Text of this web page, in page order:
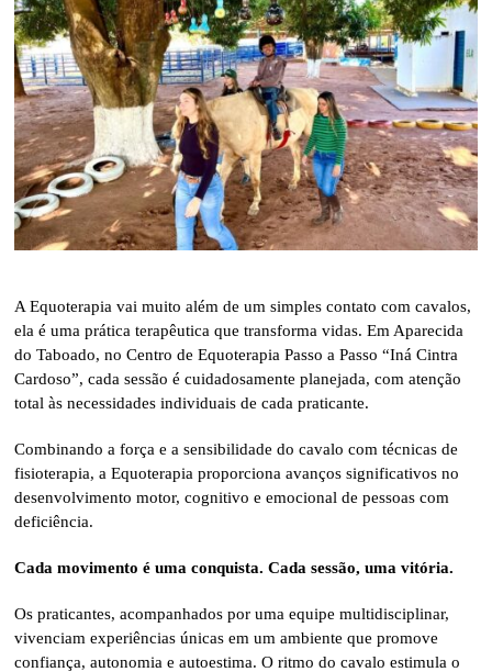
A Equoterapia vai muito além de um simples contato com cavalos,
ela é uma prática terapêutica que transforma vidas. Em Aparecida
do Taboado, no Centro de Equoterapia Passo a Passo “Iná Cintra
Cardoso”, cada sessão é cuidadosamente planejada, com atenção
total às necessidades individuais de cada praticante.
Combinando a força e a sensibilidade do cavalo com técnicas de
fisioterapia, a Equoterapia proporciona avanços significativos no
desenvolvimento motor, cognitivo e emocional de pessoas com
deficiência.
Cada movimento é uma conquista. Cada sessão, uma vitória.
Os praticantes, acompanhados por uma equipe multidisciplinar,
vivenciam experiências únicas em um ambiente que promove
confiança, autonomia e autoestima. O ritmo do cavalo estimula o